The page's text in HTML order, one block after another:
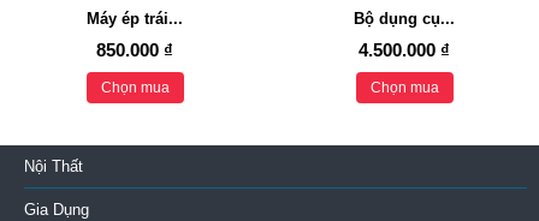
Máy ép trái...
850.000 ₫
Chọn mua
Bộ dụng cụ...
4.500.000 ₫
Chọn mua
Nội Thất
Gia Dụng